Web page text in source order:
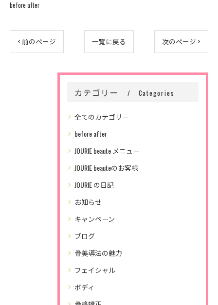
before after
< 前のページ 一覧に戻る 次のページ >
カテゴリー Categories
全てのカテゴリー
before after
JOURIE beaute メニュー
JOURIE beauteのお客様
JOURIE の日記
お知らせ
キャンペーン
ブログ
骨美導法の魅力
フェイシャル
ボディ